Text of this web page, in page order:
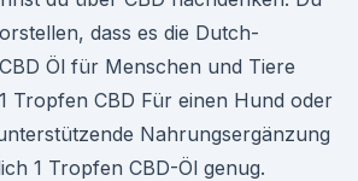
dass es die Dutch-
Öl für Menschen und Tiere
Tropfen CBD Für einen Hund oder
Nahrungsergänzung
1 Tropfen CBD-Öl genug.